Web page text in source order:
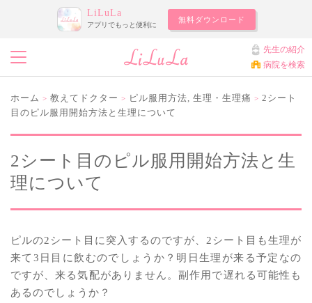
LiLuLa
アプリでもっと便利に
無料ダウンロード
先生の紹介
病院を検索
ホーム > 教えてドクター > ピル服用方法, 生理・生理痛 > 2シート
目のピル服用開始方法と生理について
2シート目のピル服用開始方法と生
理について
ピルの2シート目に突入するのですが、2シート目も生理が
来て3日目に飲むのでしょうか？明日生理が来る予定なの
ですが、来る気配がありません。副作用で遅れる可能性も
あるのでしょうか？